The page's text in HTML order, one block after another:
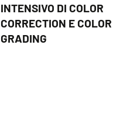
INTENSIVO DI COLOR
CORRECTION E COLOR
GRADING